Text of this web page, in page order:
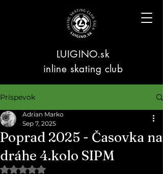
LUIGINO.sk
inline skating club
Príspevok
Poprad 2025 - Časovka na
dráhe 4.kolo SIPM
Adrian Marko
Sep 7, 2025
Hodnotenie NaN z 5 hviezdičiek.